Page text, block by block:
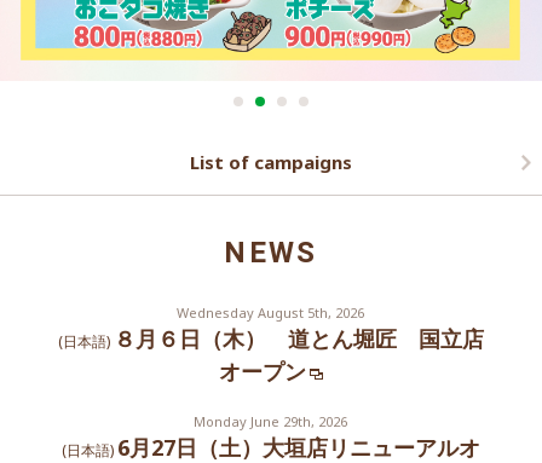
List of campaigns
NEWS
Wednesday August 5th, 2026
(日本語) ８月６日（木） 道とん堀匠 国立店
オープン
Monday June 29th, 2026
(日本語) 6月27日（土）大垣店リニューアルオ